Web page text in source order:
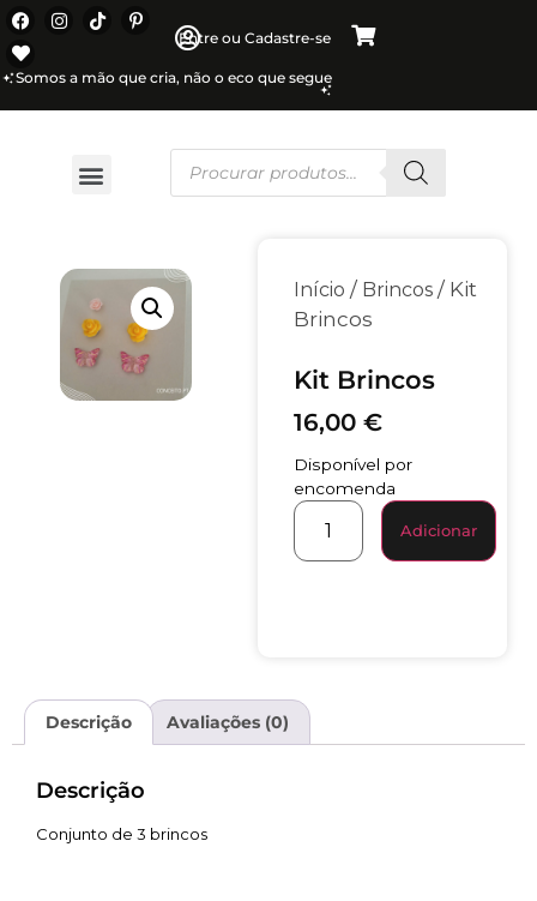
Entre ou Cadastre-se
Somos a mão que cria, não o eco que segue
Início / Brincos / Kit
Brincos
Kit Brincos
16,00€
Disponível por
encomenda
Adicionar
Descrição Avaliações (0)
Descrição
Conjunto de 3 brincos